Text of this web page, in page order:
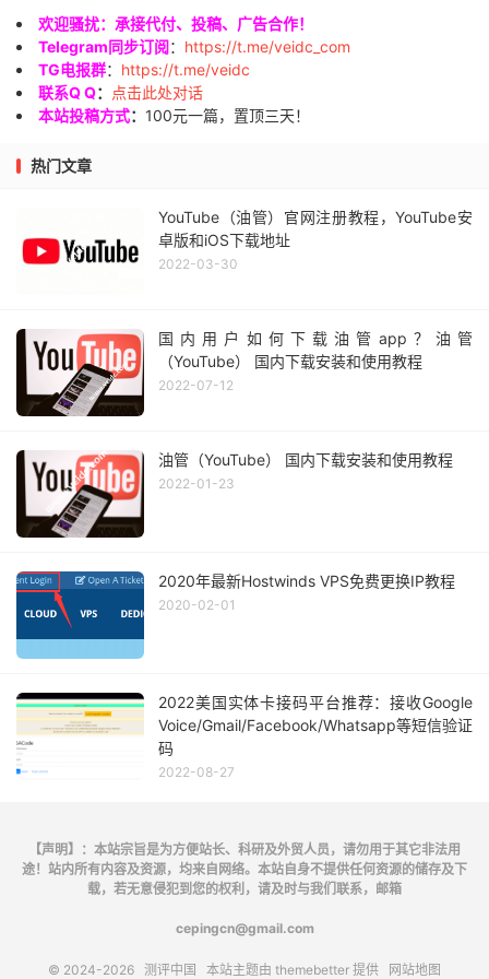
欢迎骚扰：承接代付、投稿、广告合作！
Telegram同步订阅： https://t.me/veidc_com
TG电报群： https://t.me/veidc
联系Q Q：
点击此处对话
本站投稿方式： 100元一篇，置顶三天！
热门文章
YouTube（油管）官网注册教程，YouTube安
卓版和iOS下载地址
2022-03-30
国内用户如何下载油管app？油管
（YouTube） 国内下载安装和使用教程
2022-07-12
油管（YouTube） 国内下载安装和使用教程
2022-01-23
2020年最新Hostwinds VPS免费更换IP教程
2020-02-01
2022美国实体卡接码平台推荐：接收Google
Voice/Gmail/Facebook/Whatsapp等短信验证
码
2022-08-27
【声明】：本站宗旨是为方便站长、科研及外贸人员，请勿用于其它非法用
途！站内所有内容及资源，均来自网络。本站自身不提供任何资源的储存及下
载，若无意侵犯到您的权利，请及时与我们联系，邮箱
cepingcn@gmail.com
© 2024-2026 测评中国 本站主题由 themebetter 提供 网站地图